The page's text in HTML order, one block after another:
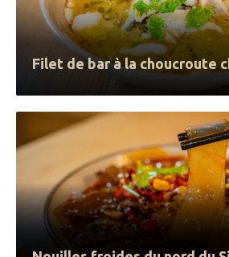
Filet de bar à la choucroute